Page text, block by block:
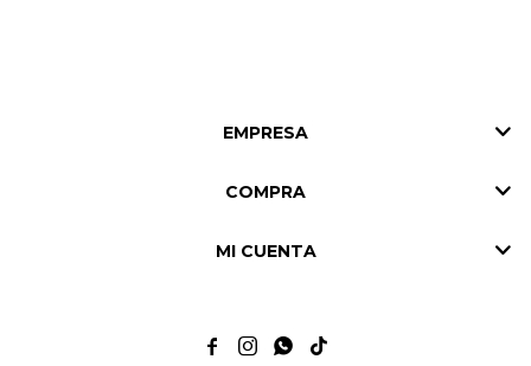
EMPRESA
COMPRA
MI CUENTA
   